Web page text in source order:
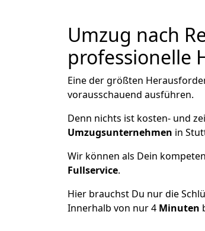
Umzug nach
professionelle
Eine der größten
vorausschauend ausführen.
Denn nichts ist kosten- und
Umzugsunternehmen in
Wir können als Dein
Fullservice.
Hier brauchst Du nur die
Innerhalb von nur 4 Minuten